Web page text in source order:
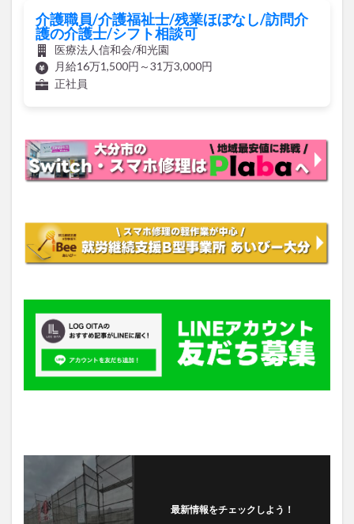
介護職員/介護福祉士/残業ほぼなし/訪問介
護の介護士/シフト相談可
医療法人信和会/和光園
月給16万1,500円～31万3,000円
正社員
最新情報をチェックしよう！